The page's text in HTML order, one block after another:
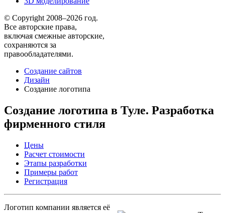
© Copyright 2008–2026 год.
Все авторские права,
включая смежные авторские,
сохраняются за
правообладателями.
Создание сайтов
Дизайн
Создание логотипа
Создание логотипа в Туле. Разработка
фирменного стиля
Цены
Расчет стоимости
Этапы разработки
Примеры работ
Регистрация
Логотип компании является её